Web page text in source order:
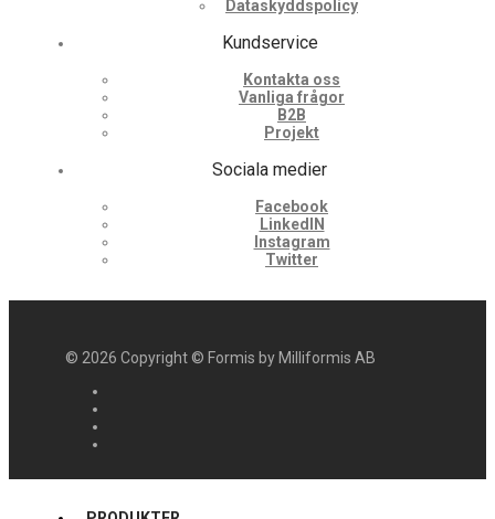
Dataskyddspolicy
Kundservice
Kontakta oss
Vanliga frågor
B2B
Projekt
Sociala medier
Facebook
LinkedIN
Instagram
Twitter
© 2026 Copyright © Formis by Milliformis AB